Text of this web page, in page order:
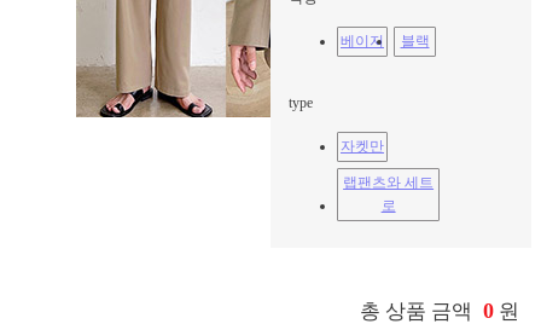
베이지 블랙
type
자켓만
랩팬츠와 세트
로
총 상품 금액 0 원